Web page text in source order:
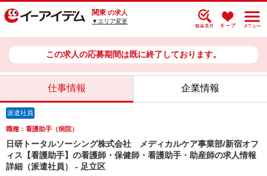
関東 の求人
▼エリア変更
この求人の応募期間は既に終了しております。
仕事情報 企業情報
派遣社員
職種：看護助手（病院）
日研トータルソーシング株式会社 メディカルケア事業部/新宿オフ
ィス【看護助手】の看護師・保健師・看護助手・助産師の求人情報
詳細（派遣社員） - 足立区